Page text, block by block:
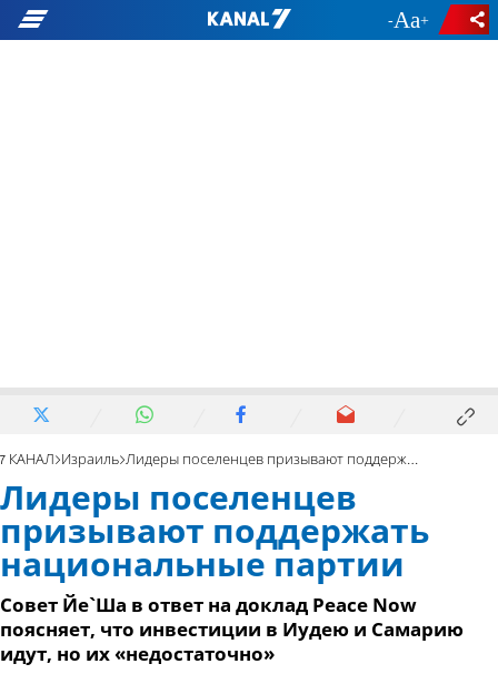
- +
7 КАНАЛ Израиль Лидеры поселенцев призывают поддержать национальные партии
Лидеры поселенцев
призывают поддержать
национальные партии
Совет Йе`Ша в ответ на доклад Peace Now
поясняет, что инвестиции в Иудею и Самарию
идут, но их «недостаточно»